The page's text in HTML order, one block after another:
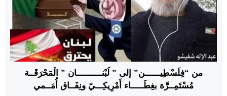
من “فِلَسْطِيــــــن” إلى ” لُبْنــــــــــان ” الْمَحْرَقَــة
مُسْتَمِــرَّة بغِطَـــــاء أَمْرِيكِـــيّ ونِفَــاق أُمَــمي